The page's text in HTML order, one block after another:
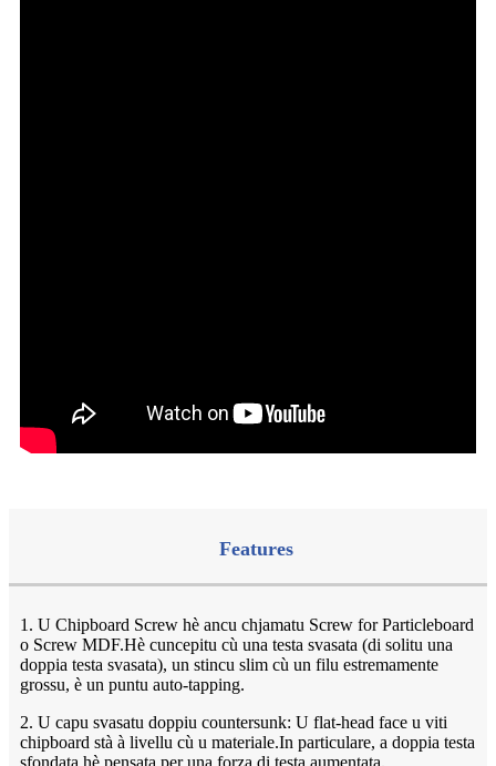
Features
1. U Chipboard Screw hè ancu chjamatu Screw for Particleboard
o Screw MDF.Hè cuncepitu cù una testa svasata (di solitu una
doppia testa svasata), un stincu slim cù un filu estremamente
grossu, è un puntu auto-tapping.
2. U capu svasatu doppiu countersunk: U flat-head face u viti
chipboard stà à livellu cù u materiale.In particulare, a doppia testa